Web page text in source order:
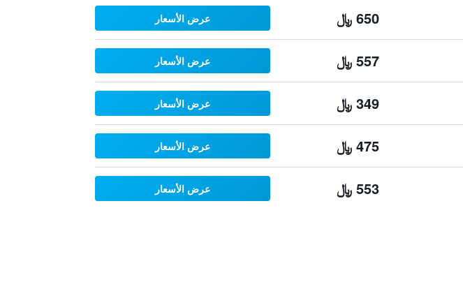
650 ﷼ عرض الأسعار
557 ﷼ عرض الأسعار
349 ﷼ عرض الأسعار
475 ﷼ عرض الأسعار
553 ﷼ عرض الأسعار